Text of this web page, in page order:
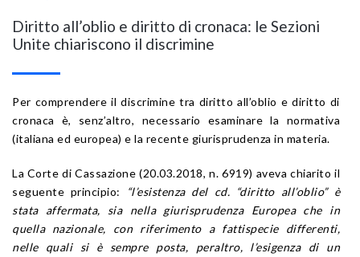
Diritto all’oblio e diritto di cronaca: le Sezioni
Unite chiariscono il discrimine
Per comprendere il discrimine tra diritto all’oblio e diritto di
cronaca è, senz’altro, necessario esaminare la normativa
(italiana ed europea) e la recente giurisprudenza in materia.
La Corte di Cassazione (20.03.2018, n. 6919) aveva chiarito il
seguente principio:
“l’esistenza del cd. “diritto all’oblio” è
stata affermata, sia nella giurisprudenza Europea che in
quella nazionale, con riferimento a fattispecie differenti,
nelle quali si è sempre posta, peraltro, l’esigenza di un